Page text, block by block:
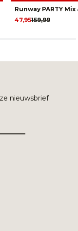
Runway PARTY
159,99
47,95
nieuwsbrief